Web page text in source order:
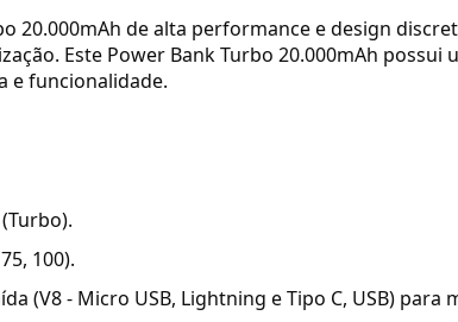
20.000mAh de alta performance e design
Este Power Bank Turbo 20.000mAh possui
e funcionalidade.
100).
(V8 - Micro USB, Lightning e Tipo C, USB) para